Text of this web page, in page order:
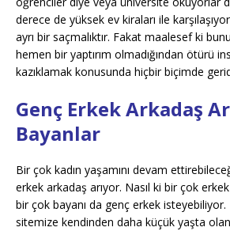
derece de yüksek ev kiraları ile
ayrı bir saçmalıktır. Fakat maalesef ki
hemen bir yaptırım olmadığından ötürü
kazıklamak konusunda hiçbir biçimde
Genç Erkek Arkadaş
Bayanlar
Bir çok kadın yaşamını devam
erkek arkadaş arıyor. Nasıl ki bir çok
bir çok bayanı da genç erkek
sitemize kendinden daha küçük yaşta